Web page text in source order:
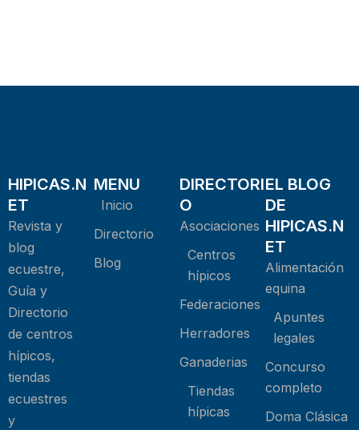
HIPICAS.N
ET
Revista y
blog
ecuestre,
Guía y
Directorio
de centros
hípicos,
tiendas
ecuestres
y
MENU
Inicio
Directorio
Blog
DIRECTORI
O
Asociaciones
Centros
hípicos
Federaciones
Herradores
Ganaderias
Tiendas
hípicas
EL BLOG
DE
HIPICAS.N
ET
Alimentación
equina
Apuntes
legales
Concurso
completo
Doma Clásica